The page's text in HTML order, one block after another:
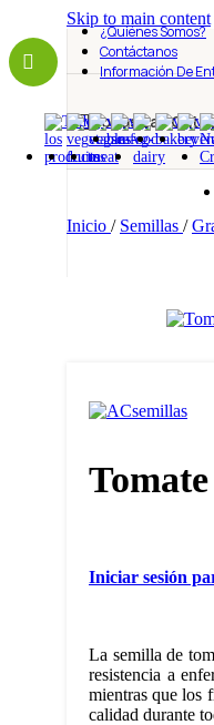
Skip to main content
¿Quiénes Somos?
Contáctanos
Información De
Todas Las
Inicio / Semillas /
Iniciar sesión
La semilla de
resistencia a
mientras que los
calidad durante